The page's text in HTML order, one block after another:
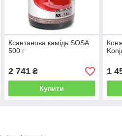
Ксантанова камідь SOSA
500 г
2 741₴
Купити
1